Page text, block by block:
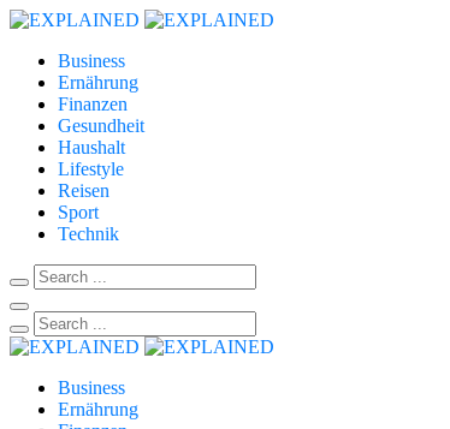
Business
Ernährung
Finanzen
Gesundheit
Haushalt
Lifestyle
Reisen
Sport
Technik
Business
Ernährung